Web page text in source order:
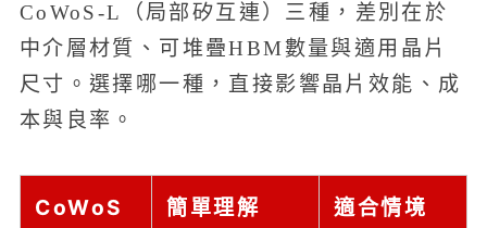
CoWoS-L（局部矽互連）三種，差別在於
中介層材質、可堆疊HBM數量與適用晶片
尺寸。選擇哪一種，直接影響晶片效能、成
本與良率。
CoWoS
簡單理解 適合情境